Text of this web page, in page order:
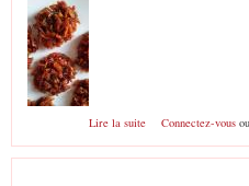
Lire la suite de Bonbon coco 1
Connectez-vousou